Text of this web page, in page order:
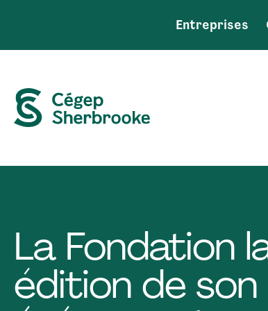
Entreprises
La Fondation
édition de son